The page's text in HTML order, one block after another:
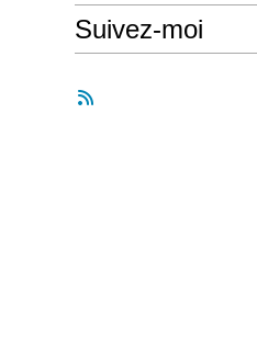
Suivez-moi